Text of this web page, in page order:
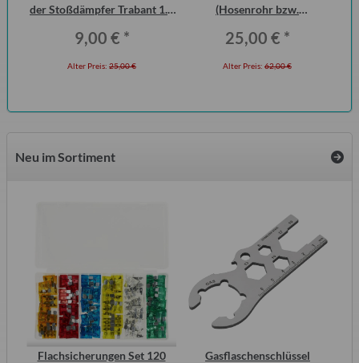
der Stoßdämpfer Trabant 1.1
9,00 € *
Alter Preis: 25,00 €
(Hosenrohr bzw.
(ohne KAT)
25,00 € *
Alter Preis: 62,00 €
Neu im Sortiment
Flachsicherungen Set 120
Gasflaschenschlüssel